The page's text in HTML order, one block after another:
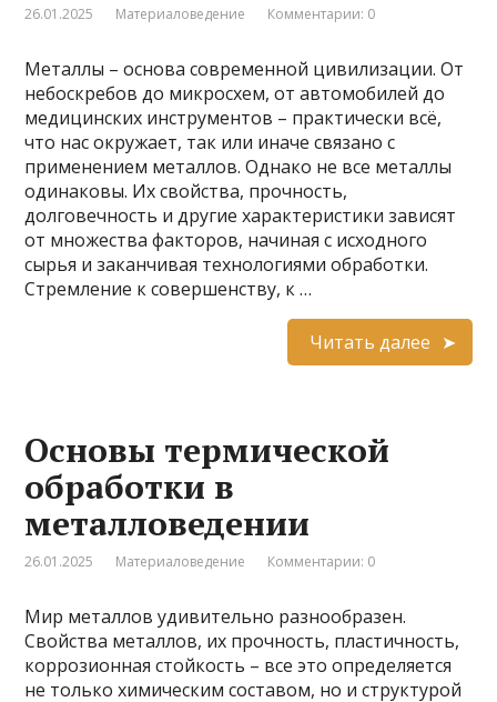
26.01.2025 Материаловедение Комментарии: 0
Металлы – основа современной цивилизации. От
небоскребов до микросхем, от автомобилей до
медицинских инструментов – практически всё,
что нас окружает, так или иначе связано с
применением металлов. Однако не все металлы
одинаковы. Их свойства, прочность,
долговечность и другие характеристики зависят
от множества факторов, начиная с исходного
сырья и заканчивая технологиями обработки.
Стремление к совершенству, к …
Читать далее
Основы термической
обработки в
металловедении
26.01.2025 Материаловедение Комментарии: 0
Мир металлов удивительно разнообразен.
Свойства металлов, их прочность, пластичность,
коррозионная стойкость – все это определяется
не только химическим составом, но и структурой